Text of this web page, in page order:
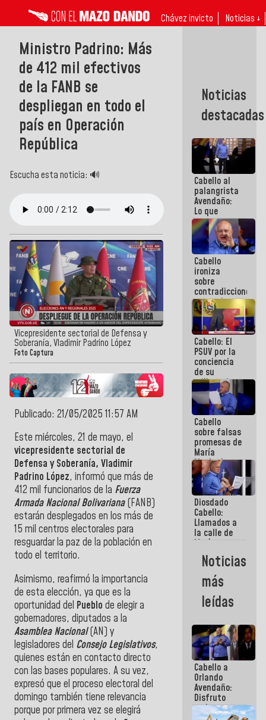
Chávez invicto Noticias ↓
Ministro Padrino: Más
de 412 mil efectivos
de la FANB se
despliegan en todo el
país en Operación
República
Escucha esta noticia: 🔊
Vicepresidente sectorial de Defensa y
Soberanía, Vladimir Padrino López
Foto Captura
Publicado: 21/05/2025 11:57 AM
Este miércoles, 21 de mayo, el
vicepresidente sectorial de
Defensa y Soberanía, Vladimir
Padrino López, informó que más de
412 mil funcionarios de la Fuerza
Armada Nacional Bolivariana(FANB)
estarán desplegados en los más de
15 mil centros electorales para
resguardar la paz de la población en
todo el territorio.
Asimismo, reafirmó la importancia
de esta elección, ya que es la
oportunidad del Pueblo de elegir a
gobernadores, diputados a la
Asamblea Nacional(AN) y
legisladores del Consejo Legislativos,
quienes están en contacto directo
con las bases populares. A su vez,
expresó que el proceso electoral del
domingo también tiene relevancia
porque por primera vez se elegirá
Noticias
destacadas
Cabello al
palangrista
Avendaño:
Lo que
vayas a
escribir
hazlo hoy
por que no
sabemos si
la semana
que viene
hay
programa
Cabello
ironiza
sobre
contradicciones
y mentiras
de María
Machado:
¡Créanle!
Cabello: El
PSUV por la
conciencia
de su
militancia
es la
organización
política más
sólida de
Venezuela
Cabello
sobre falsas
promesas de
María
Machado:
¿Quién le
puede creer?
¿Y la gente
que ella iba
a salvar en
La Guaira?
Diosdado
Cabello:
Llamados a
la calle de
María
Machado se
estrellaron
de frente
contra el
Pueblo
Noticias
más
leídas
Cabello a
Orlando
Avendaño:
Disfruto
cada vez